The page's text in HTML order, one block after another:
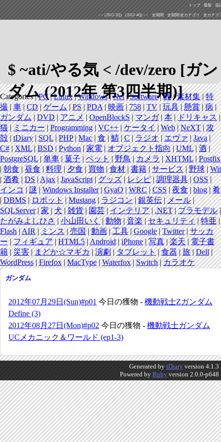
トップ 最新 追
<< (2012-2Q) (2012-4Q) >> 全期間 全期間/全カテゴリ 全カテゴ
$ ~ati/やる気 < /dev/zero [ガン
ダム (2012年 第3四半期)]
Categories |PC|Linux|Windows|Net|Software|雑|素材集|特
撮|車|CD|ゲーム|PS|PDA|映画|758|TV|玩具|懸賞|病|
ガンダム|DVD|アニメ|OpenBlockS|マンガ|本|ドリキャス|
猫|ミニカー|Programming|VC++|ケータイ|Web|NeXT|攻
殻|tDiary|SQL|PHP|Mac|食|鯖|C|ラジオ|エヴァ|Java|
C#|XML|BSD|Python|家電|オブジェクト指向|UML|酒|
PostgreSQL|単車|菓子|ペット|野鳥|カメラ|XHTML|Postfix
|朝食|昼食|料理|夕食|買物|食材|書籍|サービス|野球|Wii
|酒肴|DS|Ajax|JavaScript|グッズ|レシピ|調理器具|OSS|
インコ|謎|Windows Installer|GyaO|WRC|CSS|夜食|blog|肴
|DBMS|ロボット|Mustang|ラジコン|銀英伝|メール|
SQLServer|家|犬|雑貨|園芸|インテリア|.NET|プラモデル|
たがみよしひさ|小山田いく|動物|音楽|セキュリティ|特亜|
Flash|AIR|ミンス|売国|動画|工具|Google|Twitter|サッカ
ー|フィギュア|HTML5|Android|iPhone|写真|楽天|電子書
籍|災害|まどか☆マギカ|演劇|タブレット|食器|旅|Dell|
WordPress|Firefox|MacType|Waterfox|Switch|カラオケ
ガンダム
2012年07月29日(Sun)#p01 今日の獲物 - 機動戦士Zガンダム
Define (3)
2012年08月27日(Mon)#p02 今日の獲物 - 機動戦士ガンダム
UCメカニック＆ワールド (ep1-3)
Generated by tDiary version 4.1.3
Powered by Ruby version 2.0.0-p648